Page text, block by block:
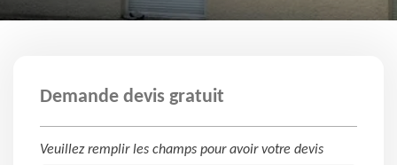
Demande devis gratuit
Veuillez remplir les champs pour avoir votre devis